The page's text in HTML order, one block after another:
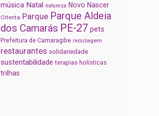
música Natal natureza Novo Nascer
Oitenta Parque Parque Aldeia
dos Camarás PE-27 pets
Prefeitura de Camaragibe reciclagem
restaurantes solidariedade
sustentabilidade terapias holísticas
trilhas